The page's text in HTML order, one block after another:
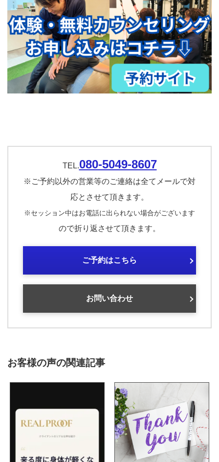
TEL.080-5049-8607
※ご予約以外の営業等のご連絡は全てメールで対
応とさせて頂きます。
※セッション中はお電話に出られない場合がございます
ので折り返させて頂きます。
ご予約はこちら
お問い合わせ
お客様の声の関連記事